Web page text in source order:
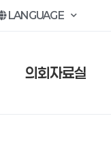
LANGUAGE
의회자료실